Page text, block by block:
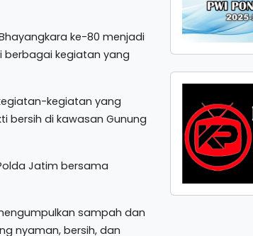
ke-80 menjadi
berbagai kegiatan yang
kegiatan yang
bersih di kawasan Gunung
Jatim bersama
sampah dan
nyaman, bersih, dan